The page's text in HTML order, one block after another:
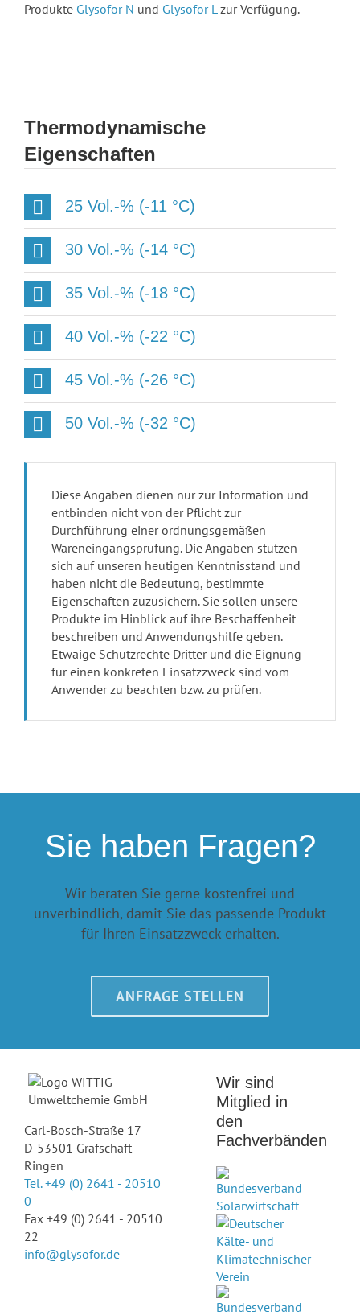
Produkte Glysofor N und Glysofor Lzur Verfügung.
Thermodynamische
Eigenschaften
25 Vol.-% (-11 °C)
30 Vol.-% (-14 °C)
35 Vol.-% (-18 °C)
40 Vol.-% (-22 °C)
45 Vol.-% (-26 °C)
50 Vol.-% (-32 °C)
Diese Angaben dienen nur zur Information und
entbinden nicht von der Pflicht zur
Durchführung einer ordnungsgemäßen
Wareneingangsprüfung. Die Angaben stützen
sich auf unseren heutigen Kenntnisstand und
haben nicht die Bedeutung, bestimmte
Eigenschaften zuzusichern. Sie sollen unsere
Produkte im Hinblick auf ihre Beschaffenheit
beschreiben und Anwendungshilfe geben.
Etwaige Schutzrechte Dritter und die Eignung
für einen konkreten Einsatzzweck sind vom
Anwender zu beachten bzw. zu prüfen.
Sie haben Fragen?
Wir beraten Sie gerne kostenfrei und
unverbindlich, damit Sie das passende Produkt
für Ihren Einsatzzweck erhalten.
ANFRAGE STELLEN
Carl-Bosch-Straße 17
D-53501 Grafschaft-
Ringen
Tel. +49 (0) 2641 - 20510
0
Fax +49 (0) 2641 - 20510
22
info@glysofor.de
Wir sind
Mitglied in
den
Fachverbänden